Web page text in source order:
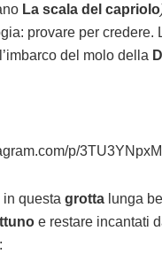
La scala del capriolo
provare per
del molo della
p/
in questa grotta lunga
e restare incantati